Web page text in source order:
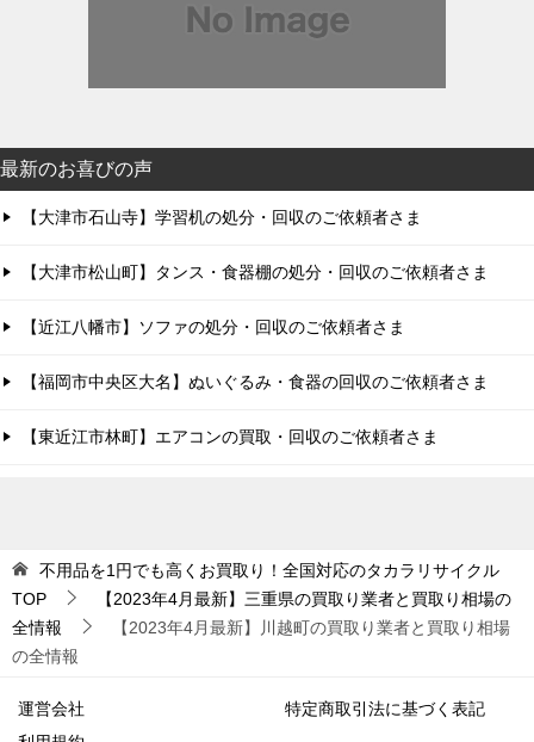
最新のお喜びの声
【大津市石山寺】学習机の処分・回収のご依頼者さま
【大津市松山町】タンス・食器棚の処分・回収のご依頼者さま
【近江八幡市】ソファの処分・回収のご依頼者さま
【福岡市中央区大名】ぬいぐるみ・食器の回収のご依頼者さま
【東近江市林町】エアコンの買取・回収のご依頼者さま
不用品を1円でも高くお買取り！全国対応のタカラリサイクル
TOP
【2023年4月最新】三重県の買取り業者と買取り相場の
全情報
【2023年4月最新】川越町の買取り業者と買取り相場
の全情報
運営会社
特定商取引法に基づく表記